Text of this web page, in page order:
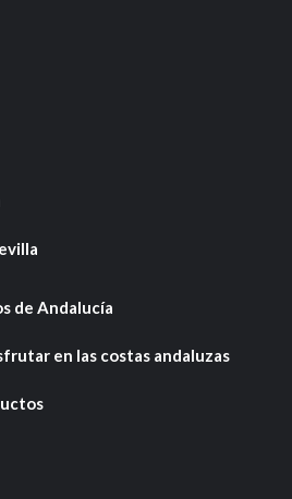
de Andalucía
en las costas andaluzas